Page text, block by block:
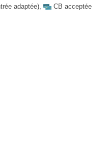
adaptée), CB acceptée